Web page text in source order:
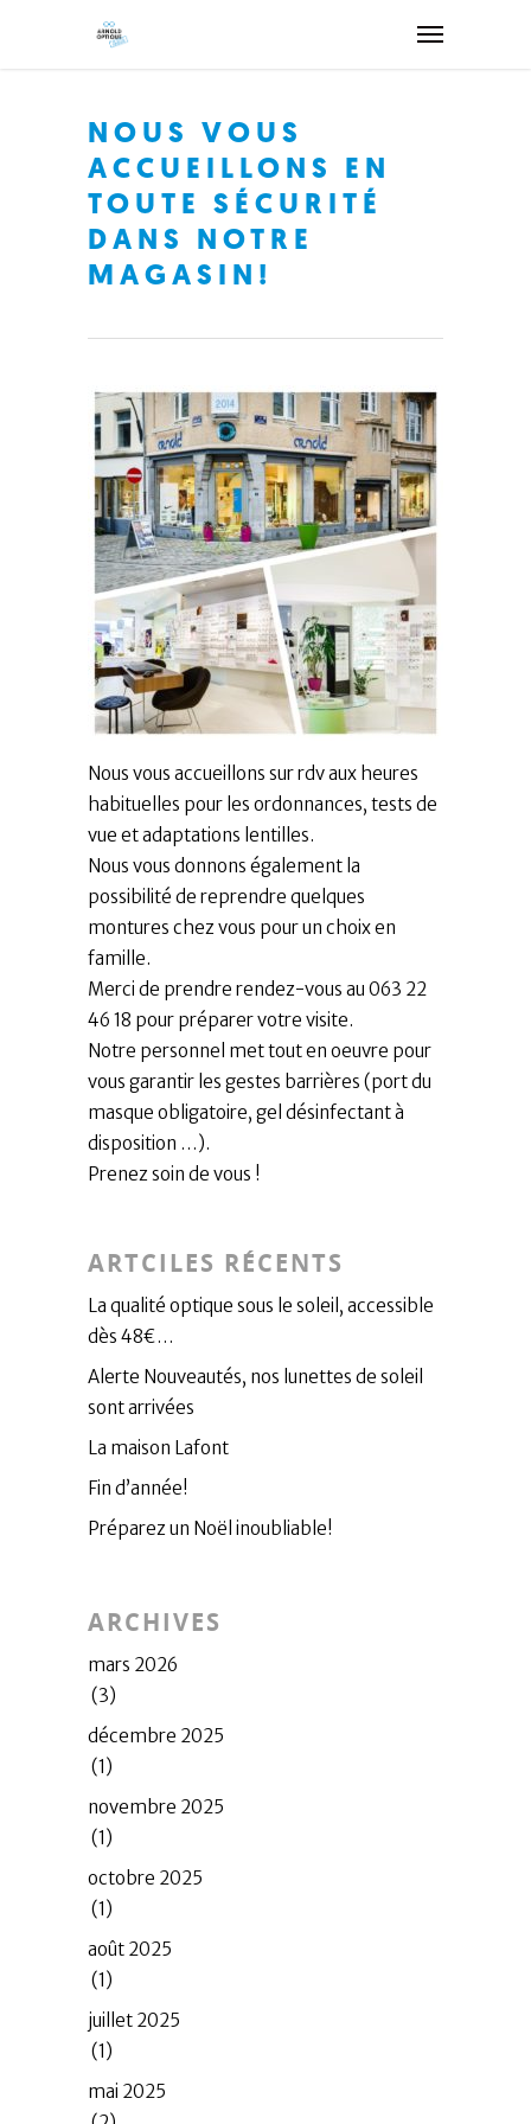
NOUS VOUS
ACCUEILLONS EN
TOUTE SÉCURITÉ
DANS NOTRE
MAGASIN!
Nous vous accueillons sur rdv aux heures
habituelles pour les ordonnances, tests de
vue et adaptations lentilles.
Nous vous donnons également la
possibilité de reprendre quelques
montures chez vous pour un choix en
famille.
Merci de prendre rendez-vous au 063 22
46 18 pour préparer votre visite.
Notre personnel met tout en oeuvre pour
vous garantir les gestes barrières (port du
masque obligatoire, gel désinfectant à
disposition …).
Prenez soin de vous !
ARTCILES RÉCENTS
La qualité optique sous le soleil, accessible
dès 48€…
Alerte Nouveautés, nos lunettes de soleil
sont arrivées
La maison Lafont
Fin d’année!
Préparez un Noël inoubliable!
ARCHIVES
mars 2026
(3)
décembre 2025
(1)
novembre 2025
(1)
octobre 2025
(1)
août 2025
(1)
juillet 2025
(1)
mai 2025